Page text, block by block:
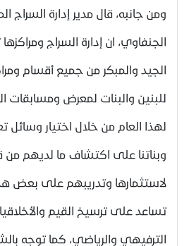
ومن جانبه، قال مدير إدارة السراج
الجنفاوي، ان إدارة السراج
الجيد والمبكر من جميع أقسام
للبنين والبنات لمعرض ومسابقات
لهذا العام من خلال اختيار وسائل
وبناتنا على اكتشاف ما لديهم
لاستثمارها وتدريبهم على بعض
تساعد على ترسيخ القيم
الترفيهي والرياضي، كما توجه